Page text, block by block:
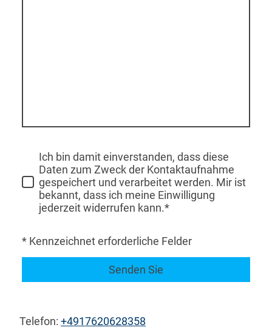
Ich bin damit einverstanden, dass diese
Daten zum Zweck der Kontaktaufnahme
gespeichert und verarbeitet werden. Mir ist
bekannt, dass ich meine Einwilligung
jederzeit widerrufen kann.*
* Kennzeichnet erforderliche Felder
Senden Sie
Telefon: +4917620628358